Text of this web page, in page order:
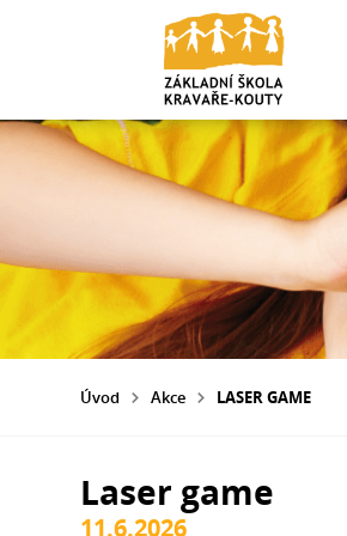
Úvod Akce LASER GAME
Laser game
11.6.2026